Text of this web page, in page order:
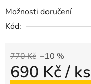
Možnosti doručení
Kód:
770 Kč –10 %
690 Kč/ ks